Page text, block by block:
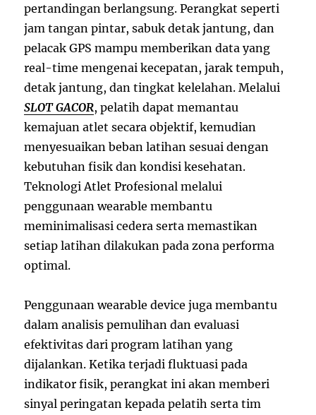
pertandingan berlangsung. Perangkat seperti
jam tangan pintar, sabuk detak jantung, dan
pelacak GPS mampu memberikan data yang
real-time mengenai kecepatan, jarak tempuh,
detak jantung, dan tingkat kelelahan. Melalui
SLOT GACOR, pelatih dapat memantau
kemajuan atlet secara objektif, kemudian
menyesuaikan beban latihan sesuai dengan
kebutuhan fisik dan kondisi kesehatan.
Teknologi Atlet Profesional melalui
penggunaan wearable membantu
meminimalisasi cedera serta memastikan
setiap latihan dilakukan pada zona performa
optimal.
Penggunaan wearable device juga membantu
dalam analisis pemulihan dan evaluasi
efektivitas dari program latihan yang
dijalankan. Ketika terjadi fluktuasi pada
indikator fisik, perangkat ini akan memberi
sinyal peringatan kepada pelatih serta tim